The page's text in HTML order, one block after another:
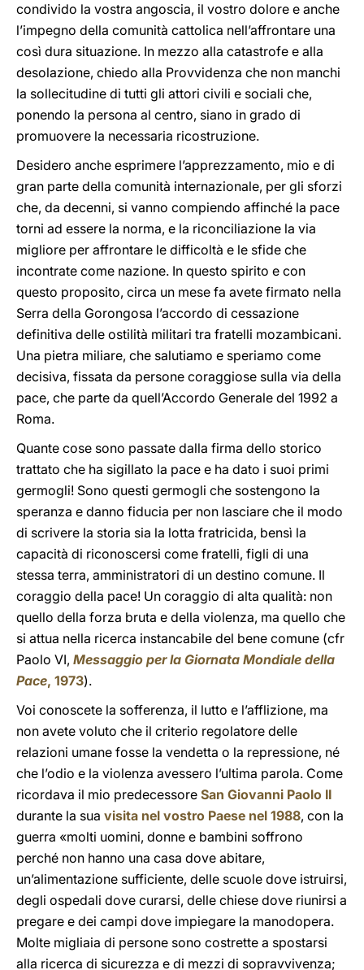
condivido la vostra angoscia, il vostro dolore e anche
l’impegno della comunità cattolica nell’affrontare una
così dura situazione. In mezzo alla catastrofe e alla
desolazione, chiedo alla Provvidenza che non manchi
la sollecitudine di tutti gli attori civili e sociali che,
ponendo la persona al centro, siano in grado di
promuovere la necessaria ricostruzione.
Desidero anche esprimere l’apprezzamento, mio e di
gran parte della comunità internazionale, per gli sforzi
che, da decenni, si vanno compiendo affinché la pace
torni ad essere la norma, e la riconciliazione la via
migliore per affrontare le difficoltà e le sfide che
incontrate come nazione. In questo spirito e con
questo proposito, circa un mese fa avete firmato nella
Serra della Gorongosa l’accordo di cessazione
definitiva delle ostilità militari tra fratelli mozambicani.
Una pietra miliare, che salutiamo e speriamo come
decisiva, fissata da persone coraggiose sulla via della
pace, che parte da quell’Accordo Generale del 1992 a
Roma.
Quante cose sono passate dalla firma dello storico
trattato che ha sigillato la pace e ha dato i suoi primi
germogli! Sono questi germogli che sostengono la
speranza e danno fiducia per non lasciare che il modo
di scrivere la storia sia la lotta fratricida, bensì la
capacità di riconoscersi come fratelli, figli di una
stessa terra, amministratori di un destino comune. Il
coraggio della pace! Un coraggio di alta qualità: non
quello della forza bruta e della violenza, ma quello che
si attua nella ricerca instancabile del bene comune (cfr
Paolo VI, Messaggio per la Giornata Mondiale della
Pace, 1973).
Voi conoscete la sofferenza, il lutto e l’afflizione, ma
non avete voluto che il criterio regolatore delle
relazioni umane fosse la vendetta o la repressione, né
che l’odio e la violenza avessero l’ultima parola. Come
ricordava il mio predecessore San Giovanni Paolo II
durante la sua visita nel vostro Paese nel 1988, con la
guerra «molti uomini, donne e bambini soffrono
perché non hanno una casa dove abitare,
un’alimentazione sufficiente, delle scuole dove istruirsi,
degli ospedali dove curarsi, delle chiese dove riunirsi a
pregare e dei campi dove impiegare la manodopera.
Molte migliaia di persone sono costrette a spostarsi
alla ricerca di sicurezza e di mezzi di sopravvivenza;